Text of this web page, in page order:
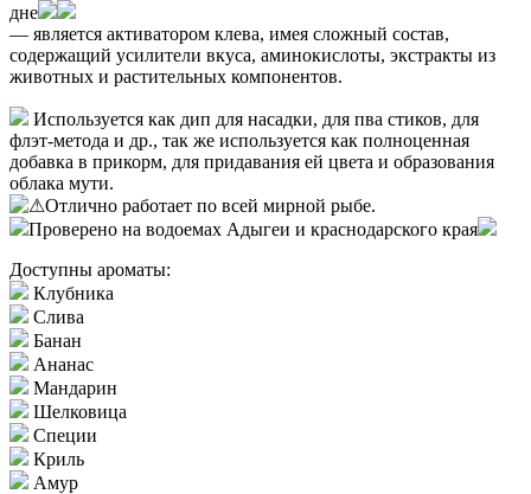
дне
— является активатором клева, имея сложный состав,
содержащий усилители вкуса, аминокислоты, экстракты из
животных и растительных компонентов.
Используется как дип для насадки, для пва стиков, для
флэт-метода и др., так же используется как полноценная
добавка в прикорм, для придавания ей цвета и образования
облака мути.
Отлично работает по всей мирной рыбе.
Проверено на водоемах Адыгеи и краснодарского края
Доступны ароматы:
Клубника
Слива
Банан
Ананас
Мандарин
Шелковица
Специи
Криль
Амур